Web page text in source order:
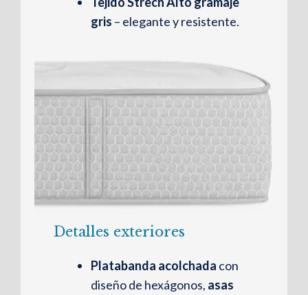
gris – elegante y resistente.
Detalles exteriores
Platabanda acolchada con
diseño de hexágonos, asas